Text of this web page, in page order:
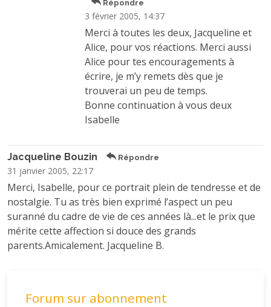
Répondre
3 février 2005, 14:37
Merci à toutes les deux, Jacqueline et
Alice, pour vos réactions. Merci aussi
Alice pour tes encouragements à
écrire, je m’y remets dès que je
trouverai un peu de temps.
Bonne continuation à vous deux
Isabelle
Jacqueline Bouzin Répondre
31 janvier 2005, 22:17
Merci, Isabelle, pour ce portrait plein de tendresse et de
nostalgie. Tu as très bien exprimé l’aspect un peu
suranné du cadre de vie de ces années là...et le prix que
mérite cette affection si douce des grands
parents.Amicalement. Jacqueline B.
Forum sur abonnement